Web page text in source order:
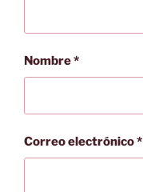
Nombre*
Correo electrónico*